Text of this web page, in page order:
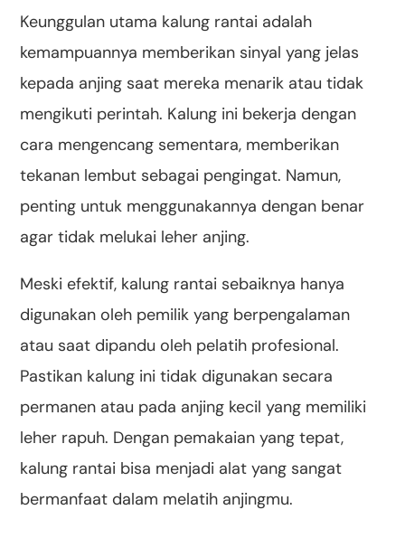
Keunggulan utama kalung rantai adalah
kemampuannya memberikan sinyal yang jelas
kepada anjing saat mereka menarik atau tidak
mengikuti perintah. Kalung ini bekerja dengan
cara mengencang sementara, memberikan
tekanan lembut sebagai pengingat. Namun,
penting untuk menggunakannya dengan benar
agar tidak melukai leher anjing.
Meski efektif, kalung rantai sebaiknya hanya
digunakan oleh pemilik yang berpengalaman
atau saat dipandu oleh pelatih profesional.
Pastikan kalung ini tidak digunakan secara
permanen atau pada anjing kecil yang memiliki
leher rapuh. Dengan pemakaian yang tepat,
kalung rantai bisa menjadi alat yang sangat
bermanfaat dalam melatih anjingmu.